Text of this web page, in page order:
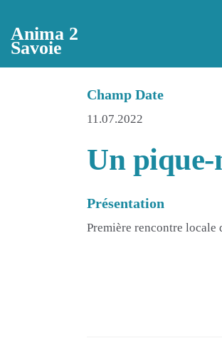
Anima 2
Savoie
Champ Date
11.07.2022
Un
Présentation
Première rencontre locale